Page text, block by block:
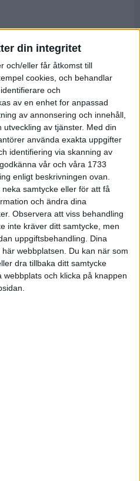
din integritet
och/eller får åtkomst till
cookies, och behandlar
och
av en enhet for anpassad
av annonsering och innehåll,
av tjänster. Med din
använda exakta uppgifter
identifiering via skanning av
vår och våra 1733
enligt beskrivningen ovan.
samtycke eller för att få
och ändra dina
Observera att viss behandling
inte kräver ditt samtycke, men
uppgiftsbehandling. Dina
webbplatsen. Du kan när som
dra tillbaka ditt samtycke
och klicka på knappen